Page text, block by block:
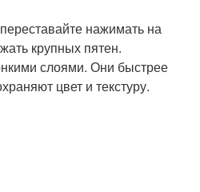
нажимать на
крупных пятен.
слоями. Они быстрее
цвет и текстуру.